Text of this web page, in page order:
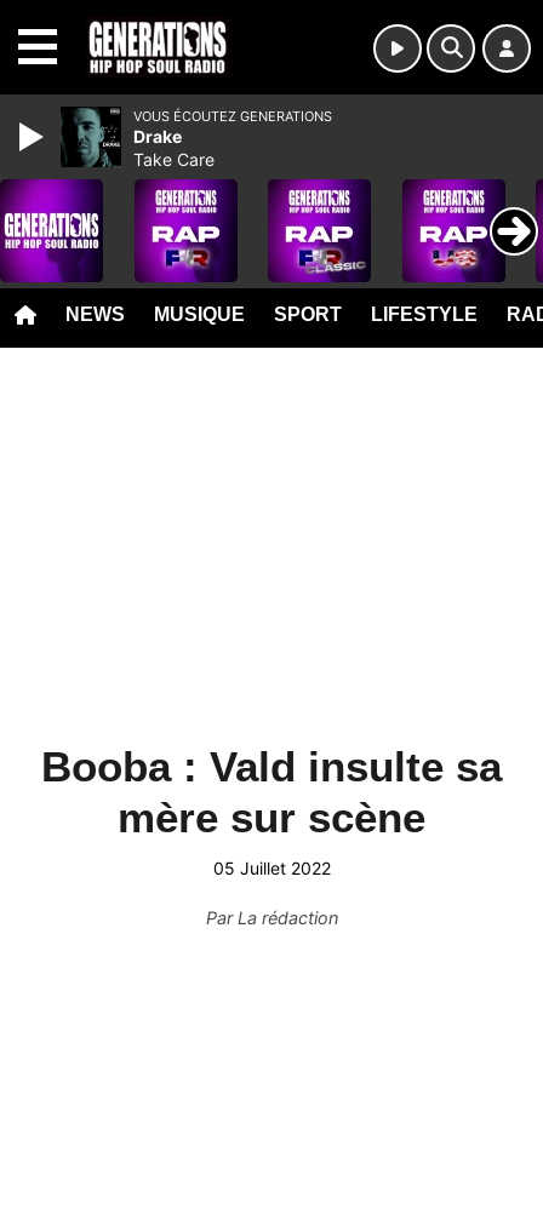
NEWS MUSIQUE SPORT LIFESTYLE
Booba : Vald insulte sa
mère sur scène
05 Juillet 2022
ParLa rédaction
VOUS ÉCOUTEZ GENERATIONS
Drake
Take Care